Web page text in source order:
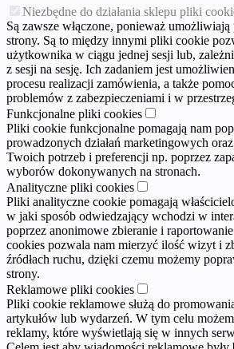
Niezbędne do działania sklepu pliki
Są zawsze włączone, ponieważ umożliwiają
strony. Są to między innymi pliki cookie
użytkownika w ciągu jednej sesji lub,
z sesji na sesję. Ich zadaniem jest
procesu realizacji zamówienia, a także
problemów z zabezpieczeniami i w
Funkcjonalne pliki cookies
Pliki cookie funkcjonalne pomagają nam
prowadzonych działań marketingowych
Twoich potrzeb i preferencji np. poprzez
wyborów dokonywanych na stronach.
Analityczne pliki cookies
Pliki analityczne cookie pomagają
w jaki sposób odwiedzający wchodzi w
poprzez anonimowe zbieranie i
cookies pozwala nam mierzyć ilość wizyt i
źródłach ruchu, dzięki czemu możemy
strony.
Reklamowe pliki cookies
Pliki cookie reklamowe służą do
artykułów lub wydarzeń. W tym celu
reklamy, które wyświetlają się w innych